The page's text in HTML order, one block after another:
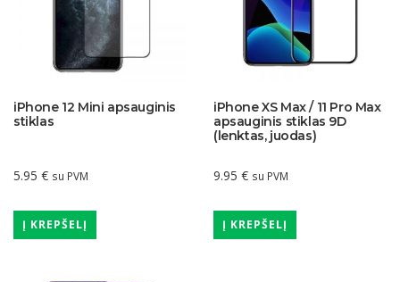
iPhone 12 Mini apsauginis
stiklas
5.95 € su PVM
Į KREPŠELĮ
iPhone XS Max / 11 Pro Max
apsauginis stiklas 9D
(lenktas, juodas)
9.95 € su PVM
Į KREPŠELĮ